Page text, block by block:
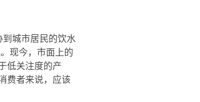
城市居民的饮水
现今，市面上的
低关注度的产
费者来说，应该